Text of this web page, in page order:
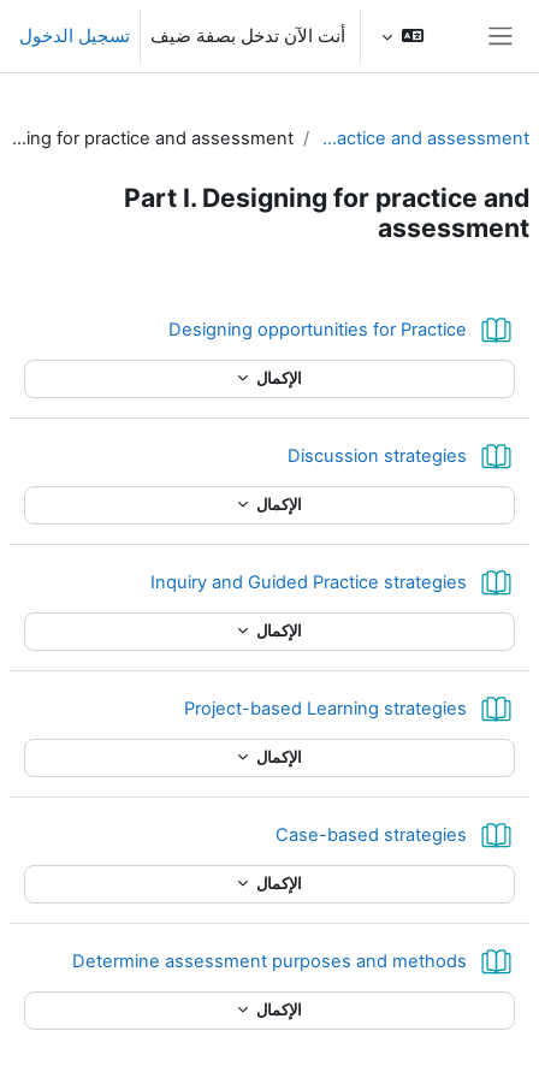
تخطى إلى المحتوى الرئيسي
أنت الآن تدخل بصفة ضيف تسجيل الدخول
Unit 4 - Practice and assessment
Part I. Designing for practice and assessment
Part I. Designing for practice and
assessment
Designing opportunities for Practice
الإكمال
Discussion strategies
الإكمال
Inquiry and Guided Practice strategies
الإكمال
Project-based Learning strategies
الإكمال
Case-based strategiesكتاب
الإكمال
Determine assessment purposes and methods
الإكمال